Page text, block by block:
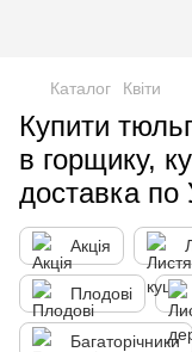
Каталог Квіти
Купити
в горщику,
доставка по
Акція
Плодові
Багаторічники